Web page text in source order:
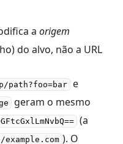
a origem
do alvo, não a URL
path?foo=bar e
geram o mesmo
(a
). O